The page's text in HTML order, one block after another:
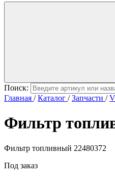
Поиск:
Главная /Каталог /Запчасти /
Фильтр
Фильтр топливный 22480372
Под заказ